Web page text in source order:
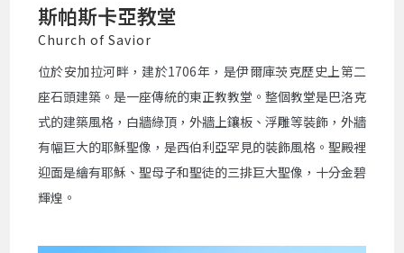
斯帕斯卡亞教堂
Church of Savior
位於安加拉河畔，建於1706年，是伊爾庫茨克歷史上第二
座石頭建築。是一座傳統的東正教教堂。整個教堂是巴洛克
式的建築風格，白牆綠頂，外牆上鑲板、浮雕等裝飾，外牆
有幅巨大的耶穌聖像，是西伯利亞罕見的裝飾風格。聖殿裡
迎面是繪有耶穌、聖母子和聖徒的三排巨大聖像，十分金碧
輝煌。